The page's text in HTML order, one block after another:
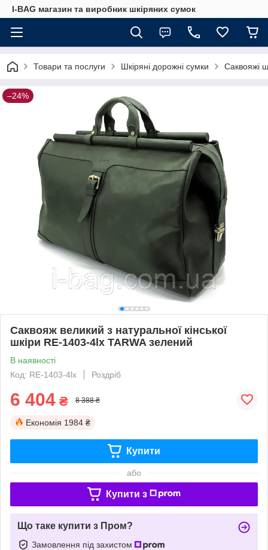
I-BAG магазин та виробник шкіряних сумок
Товари та послуги Шкіряні дорожні сумки Саквояжі
–24%
Саквояж великий з натуральної кінської
шкіри RE-1403-4lx TARWA зелений
В наявності
Код: RE-1403-4lx
Роздріб
6 404 ₴ 8 388 ₴
Економія 1984 ₴
Купити
або
Купити з
Що таке купити з Пром?
Замовлення під захистом